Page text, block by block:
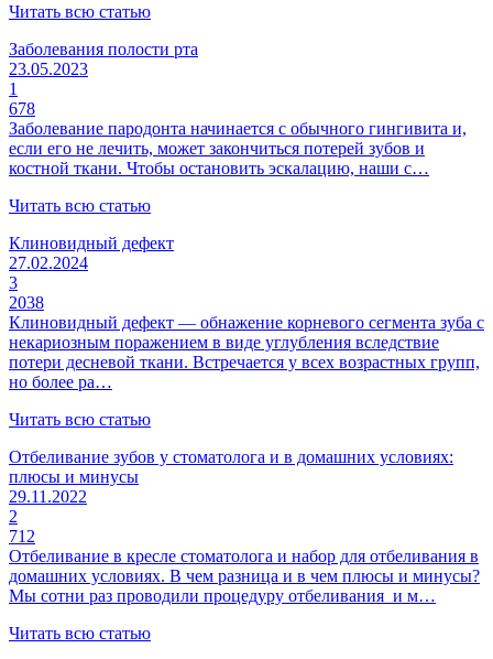
Читать всю статью
Заболевания полости рта
23.05.2023
1
678
Заболевание пародонта начинается с обычного гингивита и,
если его не лечить, может закончиться потерей зубов и
костной ткани. Чтобы остановить эскалацию, наши с…
Читать всю статью
Клиновидный дефект
27.02.2024
3
2038
Клиновидный дефект — обнажение корневого сегмента зуба с
некариозным поражением в виде углубления вследствие
потери десневой ткани. Встречается у всех возрастных групп,
но более ра…
Читать всю статью
Отбеливание зубов у стоматолога и в домашних условиях:
плюсы и минусы
29.11.2022
2
712
Отбеливание в кресле стоматолога и набор для отбеливания в
домашних условиях. В чем разница и в чем плюсы и минусы?
Мы сотни раз проводили процедуру отбеливания и м…
Читать всю статью